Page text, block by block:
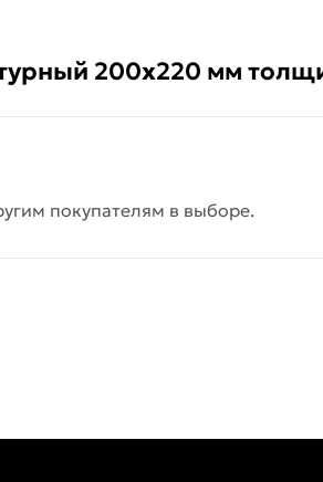
200х220 мм
покупателям в выборе.